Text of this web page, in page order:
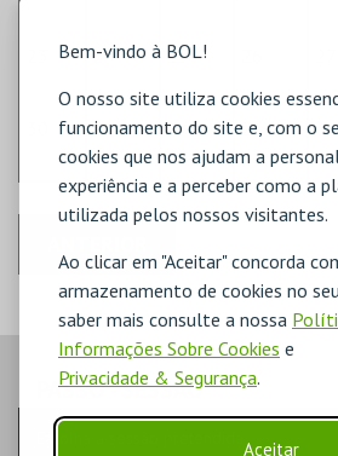
Bem-vindo à BOL!
O nosso site utiliza cookies
funcionamento do site e, com o
cookies que nos ajudam a
experiência e a perceber como a
utilizada pelos nossos visitantes.
Ao clicar em "Aceitar" concorda
armazenamento de cookies no
saber mais consulte a nossa
Informações Sobre Cookies e
Privacidade & Segurança.
Aceitar
24 25
31 1 2 3
PASSO- SESSÃO